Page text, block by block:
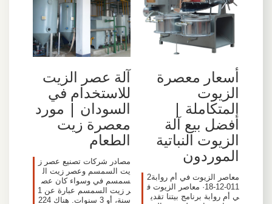
أسعار معصرة
الزيوت
المتكاملة |
أفضل بيع آلة
الزيوت النباتية
الموردون
معاصر الزيوت في أم روابة2
011-12-18· معاصر الزيوت ف
ي أم روابة برنامج بيتنا تقدي
آلة عصر الزيت
للاستخدام في
السودان | مورد
معصرة زيت
الطعام
مصادر شركات تصنيع عصر ز
يت السمسم وعصر زيت ال
سمسم في وسواء كان عص
ر زيت السمسم عبارة عن 1
سنة، أو 3 سنوات. هناك 224